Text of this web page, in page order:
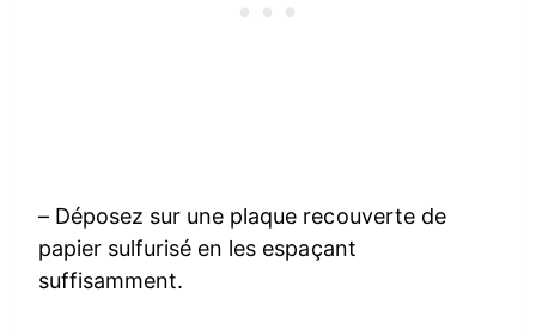
– Déposez sur une plaque recouverte de
papier sulfurisé en les espaçant
suffisamment.